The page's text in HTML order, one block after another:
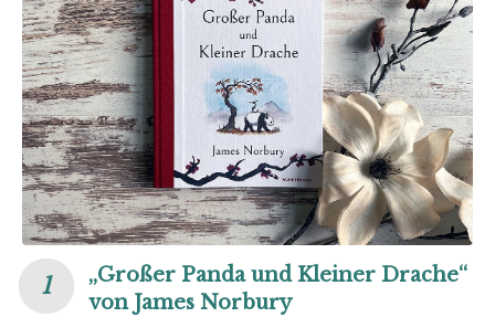
„Großer Panda und Kleiner Drache“
von James Norbury